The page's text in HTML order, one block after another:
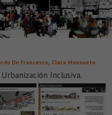
De Francesco, Clara Mansueto
Inclusiva.